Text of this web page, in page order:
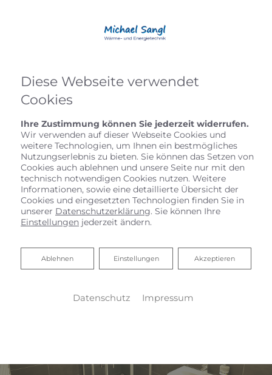
Startseite » Bad» Badinspiration & Musterbäder»Basic-Bad 4,6
Basic-Bad 4,6 ㎡
Diese Webseite verwendet
Cookies
Ihre Zustimmung können Sie jederzeit widerrufen.
Wir verwenden auf dieser Webseite Cookies und
weitere Technologien, um Ihnen ein bestmögliches
Nutzungserlebnis zu bieten. Sie können das Setzen von
Cookies auch ablehnen und unsere Seite nur mit den
technisch notwendigen Cookies nutzen. Weitere
Informationen, sowie eine detaillierte Übersicht der
Cookies und eingesetzten Technologien finden Sie in
unserer Datenschutzerklärung. Sie können Ihre
Einstellungen jederzeit ändern.
Akzeptieren
Einstellungen
Ablehnen
Ablehnen
Datenschutz Impressum